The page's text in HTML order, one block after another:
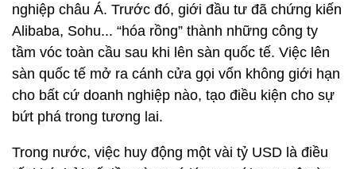
nghiệp châu Á. Trước đó, giới đầu tư đã chứng kiến
Alibaba, Sohu... “hóa rồng” thành những công ty
tầm vóc toàn cầu sau khi lên sàn quốc tế. Việc lên
sàn quốc tế mở ra cánh cửa gọi vốn không giới hạn
cho bất cứ doanh nghiệp nào, tạo điều kiện cho sự
bứt phá trong tương lai.
Trong nước, việc huy động một vài tỷ USD là điều